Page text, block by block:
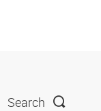
Search